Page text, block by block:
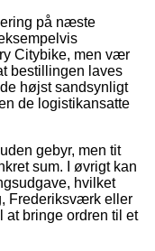
på næste
Citybike, men vær
bestillingen laves
højst sandsynligt
de logistikansatte
gebyr, men tit
sum. I øvrigt kan
hvilket
Frederiksværk eller
at bringe ordren til et